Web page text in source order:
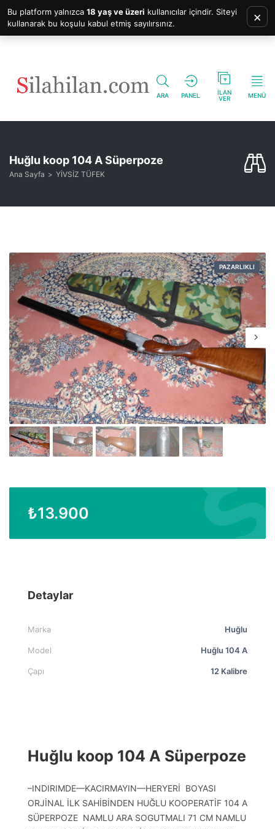
ARA PANEL
İLAN
VER
MENÜ
Huğlu koop 104 A Süperpoze
Ana Sayfa YİVSİZ TÜFEK
PAZARLIKLI
₺13.900
Detaylar
Marka Huğlu
Model Huğlu 104 A
Çapı 12 Kalibre
Huğlu koop 104 A Süperpoze
–INDIRIMDE—KACIRMAYIN—HERYERİ BOYASI
ORJİNAL İLK SAHİBİNDEN HUĞLU KOOPERATİF 104 A
SÜPERPOZE NAMLU ARA SOGUTMALI 71 CM NAMLU
Bu platform yalnızca 18 yaş ve üzeri kullanıcılar içindir. Siteyi
kullanarak bu koşulu kabul etmiş sayılırsınız.
×